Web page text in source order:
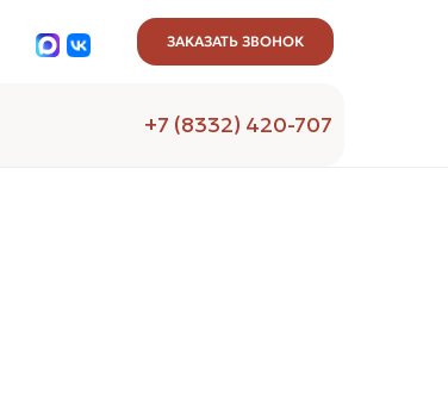
ЗАКАЗАТЬ ЗВОНОК
+7 (8332) 420-707